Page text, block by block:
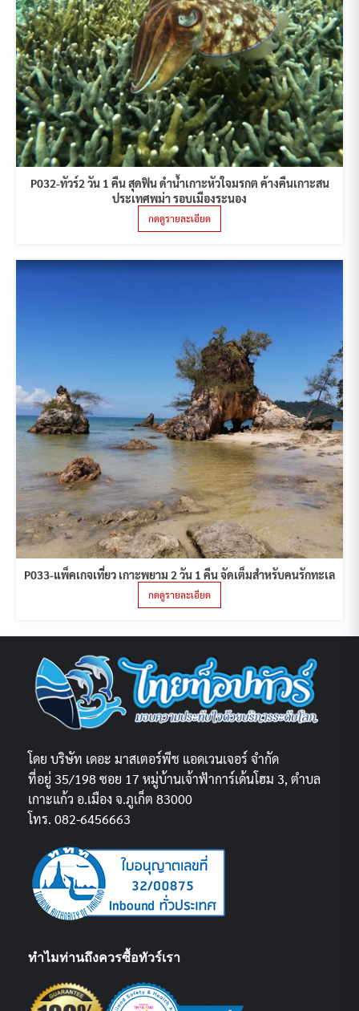
P032-ทัวร์2 วัน 1 คืน สุดฟิน ดำน้ำเกาะหัวใจมรกต ค้างคืนเกาะสน
ประเทศพม่า รอบเมืองระนอง
กดดูรายละเอียด
P033-แพ็คเกจเที่ยว เกาะพยาม 2 วัน 1 คืน จัดเต็มสำหรับคนรักทะเล
กดดูรายละเอียด
โดย บริษัท เดอะ มาสเตอร์พีช แอดเวนเจอร์ จำกัด
ที่อยู่ 35/198 ซอย 17 หมู่บ้านเจ้าฟ้าการ์เด้นโฮม 3, ตำบล
เกาะแก้ว อ.เมือง จ.ภูเก็ต 83000
โทร. 082-6456663
ทำไมท่านถึงควรซื้อทัวร์เรา